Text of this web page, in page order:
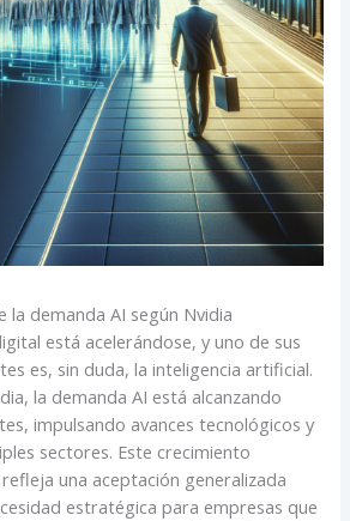
la demanda AI según Nvidia
está acelerándose, y uno de sus
es, sin duda, la inteligencia artificial.
la demanda AI está alcanzando
impulsando avances tecnológicos y
sectores. Este crecimiento
una aceptación generalizada
estratégica para empresas que